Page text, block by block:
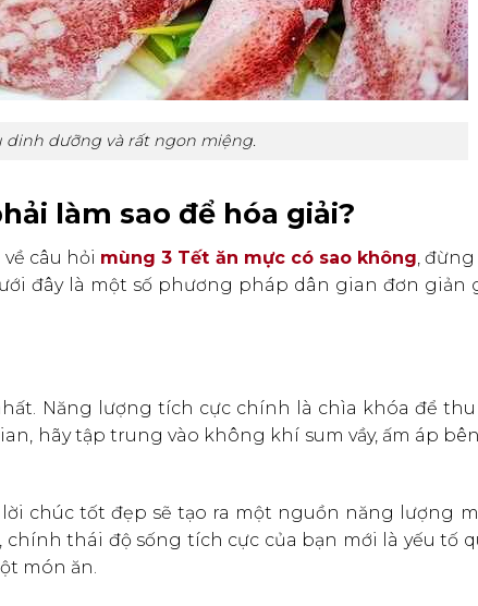
dinh dưỡng và rất ngon miệng.
làm sao để hóa giải?
câu hỏi mùng 3 Tết ăn mực có sao không, đừng
đây là một số phương pháp dân gian đơn giản
Năng lượng tích cực chính là chìa khóa để
hãy tập trung vào không khí sum vầy, ấm áp
chúc tốt đẹp sẽ tạo ra một nguồn năng lượng
thái độ sống tích cực của bạn mới là yếu tố
món ăn.